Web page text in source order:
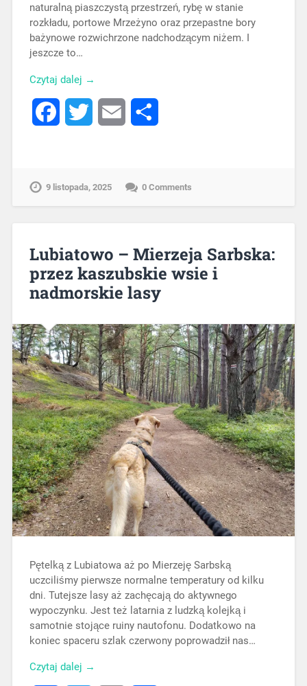
naturalną piaszczystą przestrzeń, rybę w stanie
rozkładu, portowe Mrzeżyno oraz przepastne bory
bażynowe rozwichrzone nadchodzącym niżem. I
jeszcze to…
Czytaj dalej →
FacebookTwitter Email
9 listopada, 2025 0 Comments
Lubiatowo – Mierzeja Sarbska:
przez kaszubskie wsie i
nadmorskie lasy
Pętelką z Lubiatowa aż po Mierzeję Sarbską
uczciliśmy pierwsze normalne temperatury od kilku
dni. Tutejsze lasy aż zachęcają do aktywnego
wypoczynku. Jest też latarnia z ludzką kolejką i
samotnie stojące ruiny nautofonu. Dodatkowo na
koniec spaceru szlak czerwony poprowadził nas…
Czytaj dalej →